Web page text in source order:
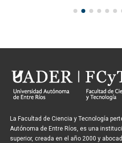
La Facultad de Ciencia y Tecnología
Autónoma de Entre Ríos, es una
superior, creada en el año 2000 y